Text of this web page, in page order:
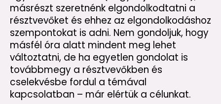
másrészt szeretnénk elgondolkodtatni a
résztvevőket és ehhez az elgondolkodáshoz
szempontokat is adni. Nem gondoljuk, hogy
másfél óra alatt mindent meg lehet
változtatni, de ha egyetlen gondolat is
továbbmegy a résztvevőkben és
cselekvésbe fordul a témával
kapcsolatban – már elértük a célunkat.